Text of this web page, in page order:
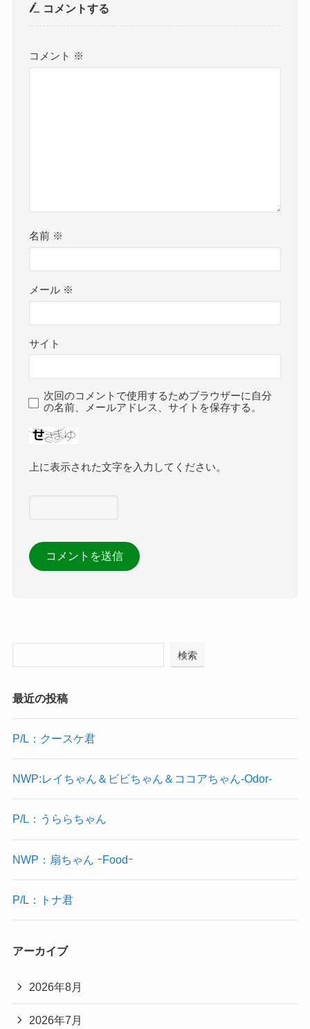
コメントする
コメント ※
名前 ※
メール ※
サイト
次回のコメントで使用するためブラウザーに自分
の名前、メールアドレス、サイトを保存する。
上に表示された文字を入力してください。
検索
最近の投稿
P/L：クースケ君
NWP:レイちゃん＆ビビちゃん＆ココアちゃん-Odor-
P/L：うららちゃん
NWP：扇ちゃん ｰFoodｰ
P/L：トナ君
アーカイブ
2026年8月
2026年7月